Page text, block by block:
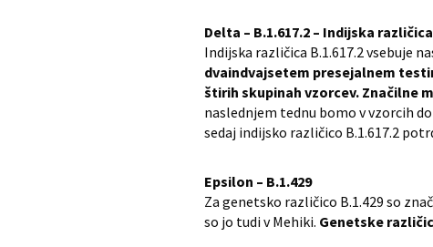
Delta – B.1.617.2 – Indijska različica
Indijska različica B.1.617.2 vsebuje
dvaindvajsetem presejalnem
štirih skupinah vzorcev. Značilne
naslednjem tednu bomo v vzorcih
sedaj indijsko različico B.1.617.2
Epsilon – B.1.429
Za genetsko različico B.1.429 so
so jo tudi v Mehiki. Genetske